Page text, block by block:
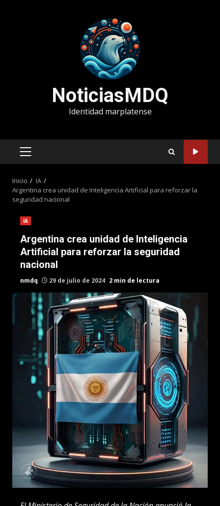
NoticiasMDQ
Identidad marplatense
MENÚ
Inicio
IA
Argentina crea unidad de Inteligencia Artificial para reforzar la
seguridad nacional
IA
Argentina crea unidad de Inteligencia
Artificial para reforzar la seguridad
nacional
nmdq 29 de julio de 2024 2 min de lectura